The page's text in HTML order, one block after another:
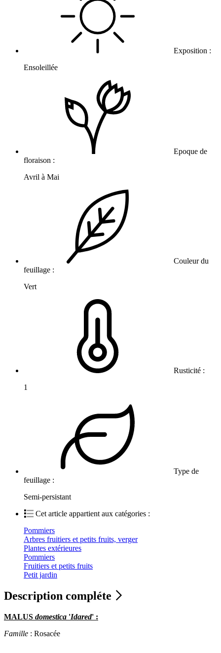
Exposition :
Ensoleillée
Epoque de
floraison :
Avril à Mai
Couleur du
feuillage :
Vert
Rusticité :
1
Type de
feuillage :
Semi-persistant
Cet article appartient aux catégories :
Pommiers
Arbres fruitiers et petits fruits, verger
Plantes extérieures
Pommiers
Fruitiers et petits fruits
Petit jardin
Description compléte
MALUS domestica 'Idared' :
Famille : Rosacée